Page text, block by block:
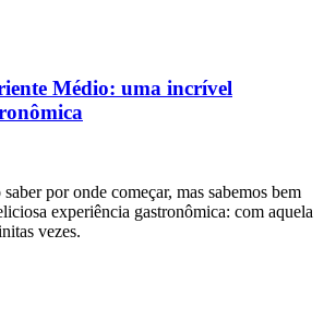
Médio: uma incrível
por onde começar, mas sabemos bem
experiência gastronômica: com aquela
vezes.